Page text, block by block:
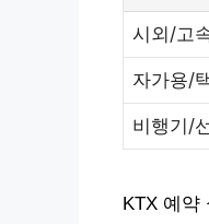
시외/고
자가용/
비행기/
KTX 예약